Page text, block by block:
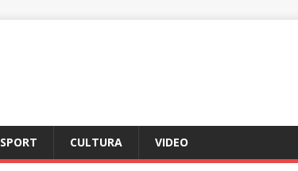
SPORT CULTURA VIDEO